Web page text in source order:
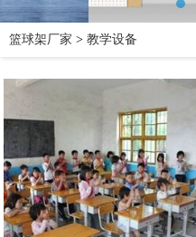
篮球架厂家 > 教学设备